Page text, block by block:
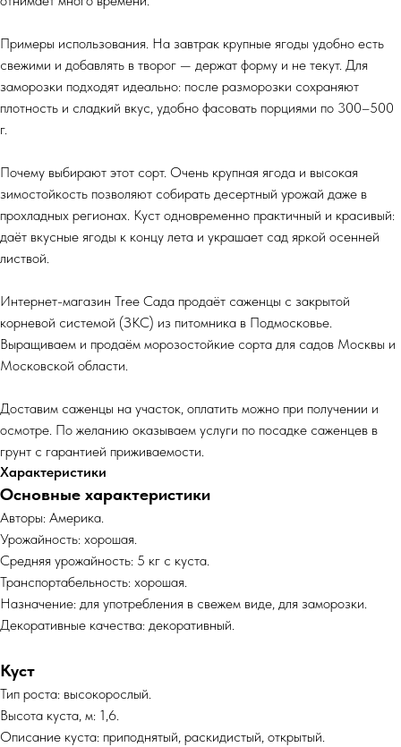
Примеры использования. На завтрак крупные ягоды удобно есть
свежими и добавлять в творог — держат форму и не текут. Для
заморозки подходят идеально: после разморозки сохраняют
плотность и сладкий вкус, удобно фасовать порциями по 300–500
г.
Почему выбирают этот сорт. Очень крупная ягода и высокая
зимостойкость позволяют собирать десертный урожай даже в
прохладных регионах. Куст одновременно практичный и красивый:
даёт вкусные ягоды к концу лета и украшает сад яркой осенней
листвой.
Интернет-магазин Tree Сада продаёт саженцы с закрытой
корневой системой (ЗКС) из питомника в Подмосковье.
Выращиваем и продаём морозостойкие сорта для садов Москвы и
Московской области.
Доставим саженцы на участок, оплатить можно при получении и
осмотре. По желанию оказываем услуги по посадке саженцев в
грунт с гарантией приживаемости.
Характеристики
Основные характеристики
Авторы: Америка.
Урожайность: хорошая.
Средняя урожайность: 5 кг с куста.
Транспортабельность: хорошая.
Назначение: для употребления в свежем виде, для заморозки.
Декоративные качества: декоративный.
Куст
Тип роста: высокорослый.
Высота куста, м: 1,6.
Описание куста: приподнятый, раскидистый, открытый.